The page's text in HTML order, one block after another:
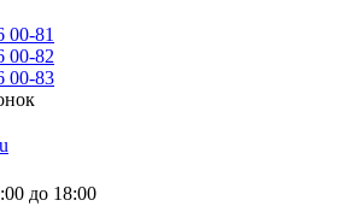
00-81
00-82
00-83
до 18:00